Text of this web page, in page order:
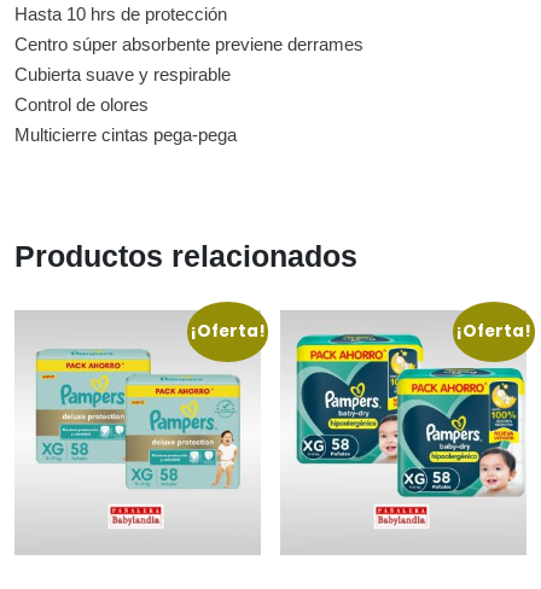
Hasta 10 hrs de protección
Centro súper absorbente previene derrames
Cubierta suave y respirable
Control de olores
Multicierre cintas pega-pega
Productos relacionados
¡Oferta! ¡Oferta!